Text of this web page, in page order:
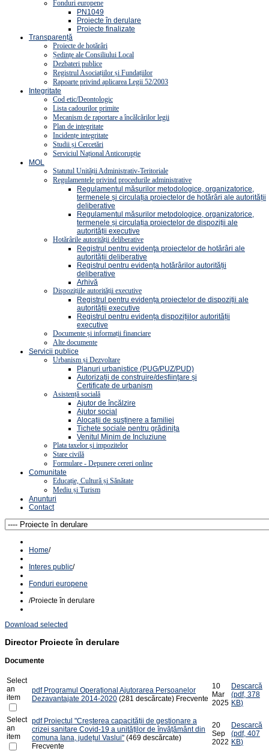
Fonduri europene
PN1049
Proiecte în derulare
Proiecte finalizate
Transparență
Proiecte de hotărâri
Ședințe ale Consiliului Local
Dezbateri publice
Registrul Asociațiilor și Fundațiilor
Rapoarte privind aplicarea Legii 52/2003
Integritate
Cod etic/Deontologic
Lista cadourilor primite
Mecanism de raportare a încălcărilor legii
Plan de integritate
Incidențe integritate
Studii și Cercetări
Serviciul Național Anticorupție
MOL
Statutul Unității Administrativ-Teritoriale
Regulamentele privind procedurile administrative
Regulamentul măsurilor metodologice, organizatorice,
termenele și circulația proiectelor de hotărâri ale autorității
deliberative
Regulamentul măsurilor metodologice, organizatorice,
termenele și circulația proiectelor de dispoziții ale
autorității executive
Hotărârile autorității deliberative
Registrul pentru evidenţa proiectelor de hotărâri ale
autorității deliberative
Registrul pentru evidența hotărârilor autorității
deliberative
Arhivă
Dispozițiile autorității executive
Registrul pentru evidența proiectelor de dispoziții ale
autorității executive
Registrul pentru evidența dispozițiilor autorității
executive
Documente și informații financiare
Alte documente
Servicii publice
Urbanism și Dezvoltare
Planuri urbanistice (PUG/PUZ/PUD)
Autorizații de construire/desființare și
Certificate de urbanism
Asistență socială
Ajutor de încălzire
Ajutor social
Alocații de susținere a familiei
Tichete sociale pentru grădinița
Venitul Minim de Incluziune
Plata taxelor și impozitelor
Stare civilă
Formulare - Depunere cereri online
Comunitate
Educație, Cultură și Sănătate
Mediu și Turism
Anunturi
Contact
Home/
Interes public/
Fonduri europene
/Proiecte în derulare
Download selected
Director Proiecte în derulare
Documente
Select
an
item
pdf Programul Operațional Ajutorarea Persoanelor
Dezavantajate 2014-2020 (281 descărcate) Frecvente
10
Mar
2025
Descarcă
(pdf, 378
KB)
Select
an
item
pdf Proiectul "Creșterea capacității de gestionare a
crizei sanitare Covid-19 a unităților de învățământ din
comuna Iana, județul Vaslui" (469 descărcate)
Frecvente
20
Sep
2022
Descarcă
(pdf, 407
KB)